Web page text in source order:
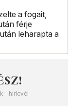
a fogait,
férje
leharapta a
- hírlevél